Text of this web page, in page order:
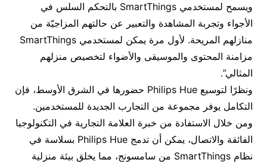
ويسمح لمستخدمي SmartThings بالتحكم السلس في
الأجواء وتجربة المشاهدة والتعبير عن حالتهم المزاجيّة من
منازلهم المريحة. لأول مرة يمكن لمستخدمي SmartThings
مزامنة المحتوى والموسيقى والأضواء لتخصيص منزلهم
المثالي”.
ونظرًا لتوسيع Philips Hue حضورها في الشرق الأوسط، فإن
التكامل يوفر مجموعة من التجارب الجديدة للمستخدمين.
ومن خلال الاستفادة من خبرة العلامة التجارية في التكنولوجيا
الفائقة والاتصال، يمكن أن تدمج Philips Hue بسلاسة في
نظام SmartThings من سامسونج، مما يخلق بيئة منزلية